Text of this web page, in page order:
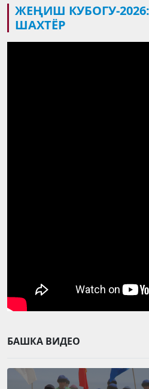
ЖЕҢИШ КУБОГУ-
ШАХТЁР
БАШКА ВИДЕО